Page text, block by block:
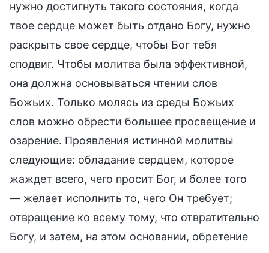
нужно достигнуть такого состояния, когда
твое сердце может быть отдано Богу, нужно
раскрыть свое сердце, чтобы Бог тебя
сподвиг. Чтобы молитва была эффективной,
она должна основываться чтении слов
Божьих. Только молясь из среды Божьих
слов можно обрести большее просвещение и
озарение. Проявления истинной молитвы
следующие: обладание сердцем, которое
жаждет всего, чего просит Бог, и более того
— желает исполнить то, чего Он требует;
отвращение ко всему тому, что отвратительно
Богу, и затем, на этом основании, обретение